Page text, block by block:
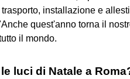
installazione e
quest'anno torna il
il mondo.
luci di Natale a